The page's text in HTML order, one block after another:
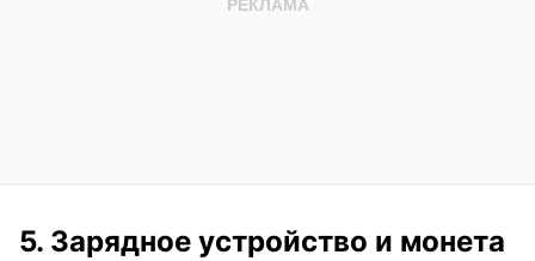
5. Зарядное устройство и монета